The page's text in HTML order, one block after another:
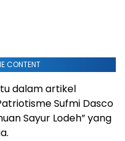
CONTENT
dalam artikel
Sufmi Dasco
Sayur Lodeh” yang